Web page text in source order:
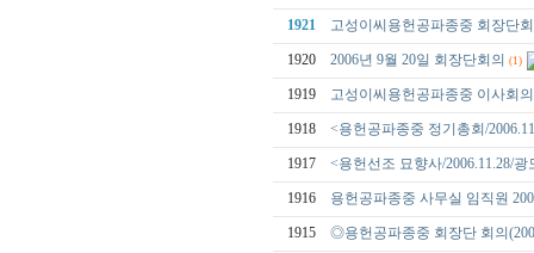
1921 고성이씨용헌공파종중 회장단
1920 2006년 9월 20일 회장단회의 (1)
1919 고성이씨용헌공파종중 이사회
1918 <용헌공파종중 정기총회/
1917 <용헌선조 묘향사/2006.11.28/광
1916 용헌공파종중 사무실 임직원
1915 ◎용헌공파종중 회장단 회의